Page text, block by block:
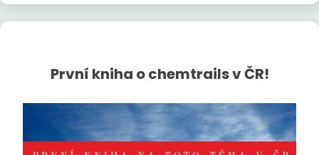
První kniha o chemtrails v ČR!